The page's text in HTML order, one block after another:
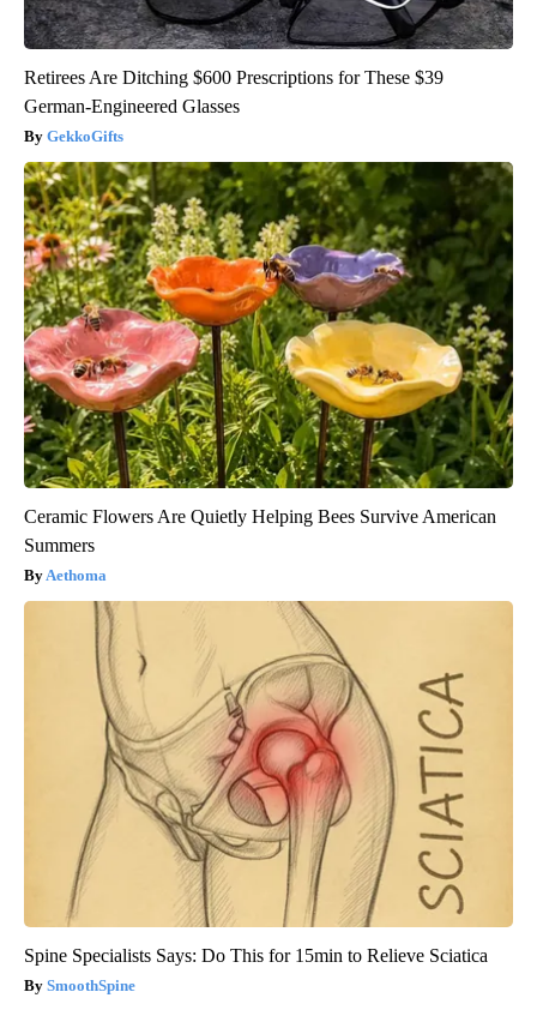
Retirees Are Ditching $600 Prescriptions for These $39
German-Engineered Glasses
GekkoGifts
Ceramic Flowers Are Quietly Helping Bees Survive American
Summers
Aethoma
Spine Specialists Says: Do This for 15min to Relieve Sciatica
SmoothSpine